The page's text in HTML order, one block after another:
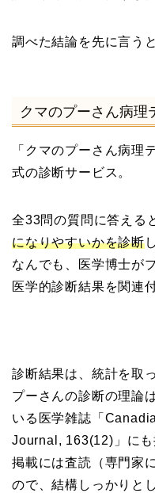
調べた結論を先に言う
クマのプーさん病理
「クマのプーさん病理
式の診断サービス。
全33問の質問に答える
になりやすいかを診断
なんでも、医学博士が
医学的診断結果を関連
診断結果は、統計を取
プーさんの診断の理論
いる医学雑誌「
Journal, 163(12)」にも
掲載には査読（専門家
ので、結構しっかりと